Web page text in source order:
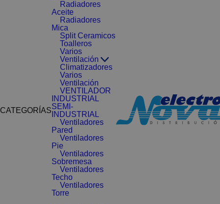
CATEGORÍAS
Radiadores
Aceite
Radiadores
Mica
Split Ceramicos
Toalleros
Varios
Ventilación
Climatizadores
Varios
Ventilación
VENTILADOR
INDUSTRIAL
SEMI-
INDUSTRIAL
Ventiladores
Pared
Ventiladores
Pie
Ventiladores
Sobremesa
Ventiladores
Techo
Ventiladores
Torre